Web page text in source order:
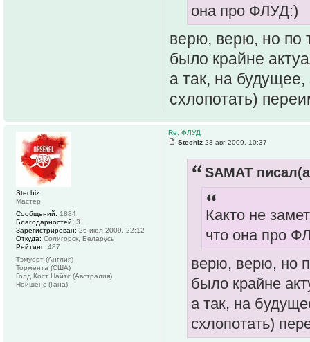
она про ФЛУД:)
верю, верю, но по
было крайне
а так, на
схлопотать)
Re: ФЛУД
Stechiz 23 авг 2009, 10:37
SAMAT
Както не
что она про
верю, верю, но
было крайне
а так, на
схлопотать)
Stechiz
Мастер
Сообщений: 1884
Благодарностей: 3
Зарегистрирован: 26 июл 2009, 22:12
Откуда: Солигорск, Беларусь
Рейтинг: 487
Тэмуорт (Англия)
Тормента (США)
Голд Кост Найтс (Австралия)
Нейшенс (Гана)